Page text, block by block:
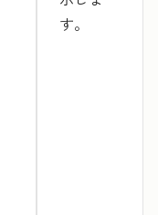
す。